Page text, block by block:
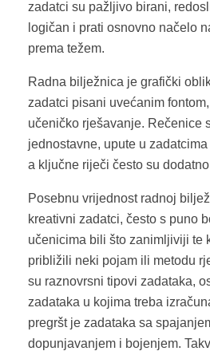
zadatci su pažljivo birani,
logičan i prati osnovno načelo
prema težem.
Radna bilježnica je grafički
zadatci pisani uvećanim
učeničko rješavanje. Rečenice
jednostavne, upute u
a ključne riječi često su
Posebnu vrijednost radnoj
kreativni zadatci, često s puno
učenicima bili što zanimljiviji te
približili neki pojam ili metodu
su raznovrsni tipovi zadataka,
zadataka u kojima treba
pregršt je zadataka sa
dopunjavanjem i bojenjem.